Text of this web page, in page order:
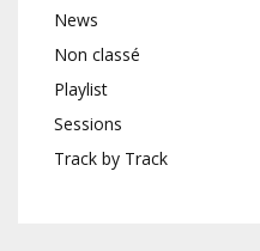
News
Non classé
Playlist
Sessions
Track by Track